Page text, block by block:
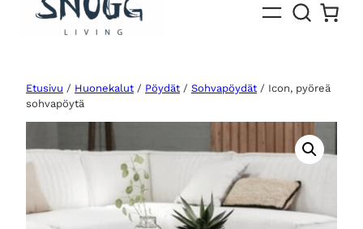
Etusivu / Huonekalut / Pöydät / Sohvapöydät / Icon, pyöreä
sohvapöytä